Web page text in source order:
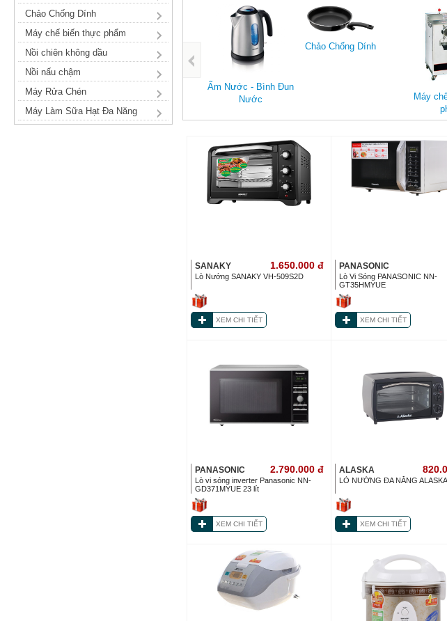
Chảo Chống Dính
Máy chế biến thực phẩm
Nồi chiên không dầu
Nồi nấu chậm
Máy Rửa Chén
Máy Làm Sữa Hạt Đa Năng
Bếp Từ - Bếp Hồng
Ngoại
Ấm Nước - Bình Đun
Nước
Chảo Chống Dính
Máy
SANAKY 1.650.000 đ
Lò Nướng SANAKY VH-509S2D
XEM CHI TIẾT
PANASONIC
Lò Vi Sóng PANASONIC NN-
GT35HMYUE
XEM CHI TIẾT
PANASONIC 2.790.000 đ
Lò vi sóng inverter Panasonic NN-
GD371MYUE 23 lít
XEM CHI TIẾT
ALASKA
LÒ NƯỚNG ĐA NĂNG
XEM CHI TIẾT